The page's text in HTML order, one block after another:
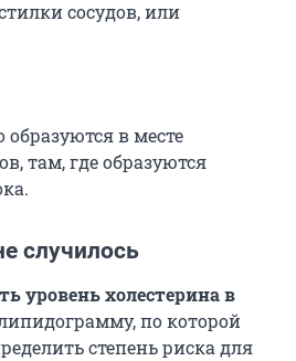
сосудов, или
в месте
там, где образуются
случилось
уровень холестерина в
по которой
степень риска для